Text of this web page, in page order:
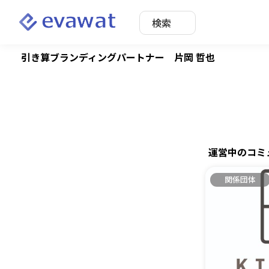
検索
引き算ブランディングパートナー 片岡 哲也
運営中のコミ
関係団体